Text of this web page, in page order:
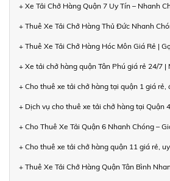
+ Xe Tải Chở Hàng Quận 7 Uy Tín – Nhanh
+ Thuê Xe Tải Chở Hàng Thủ Đức Nhanh
+ Thuê Xe Tải Chở Hàng Hóc Môn Giá Rẻ |
+ Xe tải chở hàng quận Tân Phú giá rẻ 24/7
+ Cho thuê xe tải chở hàng tại quận 1 giá rẻ,
+ Dịch vụ cho thuê xe tải chở hàng tại Quận
+ Cho Thuê Xe Tải Quận 6 Nhanh Chóng –
+ Cho thuê xe tải chở hàng quận 11 giá rẻ,
+ Thuê Xe Tải Chở Hàng Quận Tân Bình